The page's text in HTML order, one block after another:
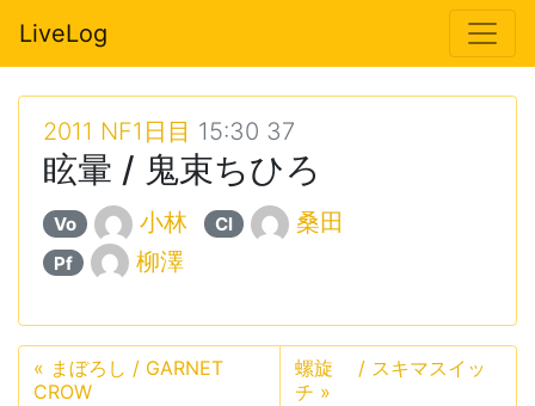
LiveLog
2011 NF1日目 15:30 37
眩暈 / 鬼束ちひろ
Vo 小林 Cl 桑田
Pf 柳澤
« まぼろし / GARNET
CROW
螺旋 / スキマスイッ
チ »